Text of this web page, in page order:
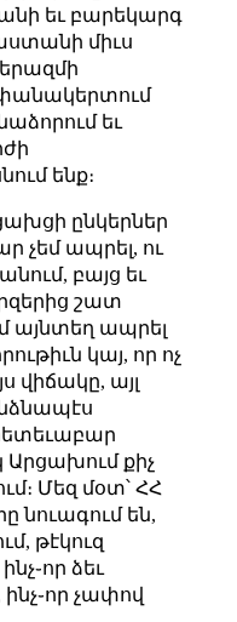
եւ բարեկարգ
միւս
եւ
ենք։
ընկերներ
չեմ ապրել, ու
բայց եւ
շատ
այնտեղ ապրել
կայ, որ ոչ
վիճակը, այլ
քիչ
Մեզ մօտ՝ ՀՀ
նուագում են,
թէկուզ
ձեւ
չափով